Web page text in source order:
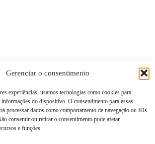
Gerenciar o consentimento
experiências, usamos tecnologias como cookies para
informações do dispositivo. O consentimento para essas
processar dados como comportamento de navegação ou IDs
consentir ou retirar o consentimento pode afetar
e funções.